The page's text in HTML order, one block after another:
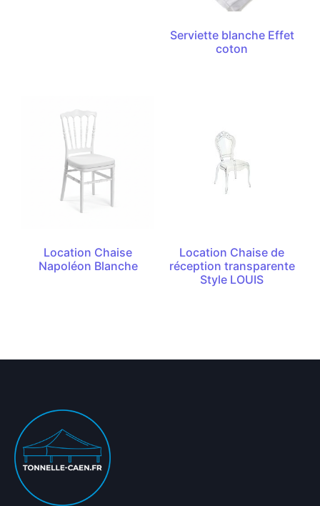
Serviette blanche Effet
coton
Location Chaise
Napoléon Blanche
Location Chaise de
réception transparente
Style LOUIS